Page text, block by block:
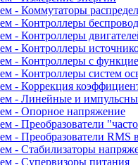
- Коммутаторы
- Контроллеры
- Контроллеры
- Контроллеры
- Контроллеры с
- Контроллеры систем
- Коррекция
- Линейные и
- Опорное напряжение
- Преобразователи
- Преобразователи RMS
- Стабилизаторы
- Супервизоры питания